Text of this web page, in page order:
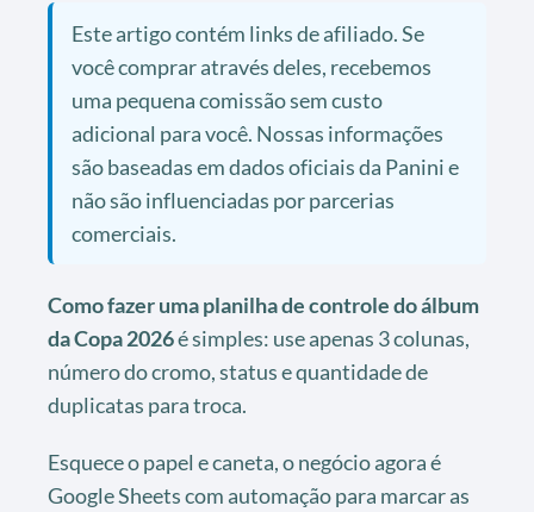
Este artigo contém links de afiliado. Se
você comprar através deles, recebemos
uma pequena comissão sem custo
adicional para você. Nossas informações
são baseadas em dados oficiais da Panini e
não são influenciadas por parcerias
comerciais.
Como fazer uma planilha de controle do álbum
da Copa 2026é simples: use apenas 3 colunas,
número do cromo, status e quantidade de
duplicatas para troca.
Esquece o papel e caneta, o negócio agora é
Google Sheets com automação para marcar as